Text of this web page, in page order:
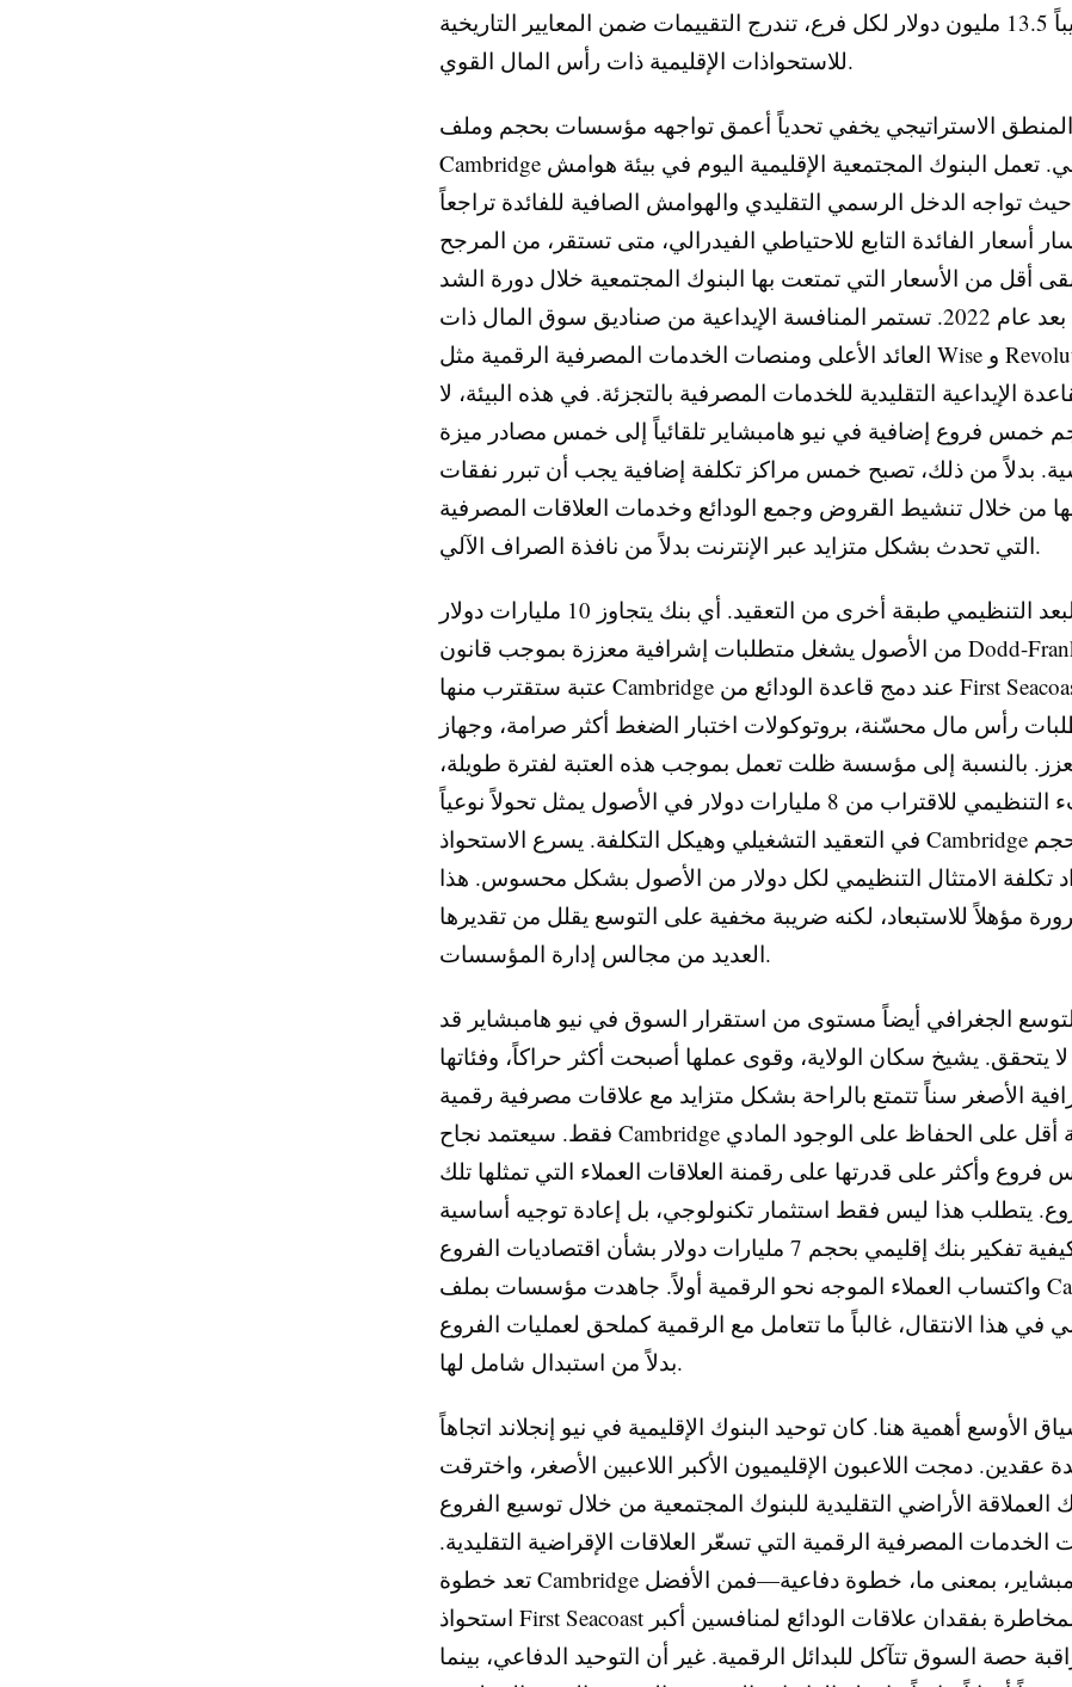
تقريباً 13.5 مليون دولار لكل فرع، تندرج التقييمات ضمن المعايير التاريخية
للاستحواذات الإقليمية ذات رأس المال القوي.
الاستراتيجي يخفي تحدياً أعمق تواجهه مؤسسات بحجم وملف
Cambridge الشخصي. تعمل البنوك المجتمعية الإقليمية اليوم في بيئة هوامش
تواجه الدخل الرسمي التقليدي والهوامش الصافية للفائدة تراجعاً
أسعار الفائدة التابع للاحتياطي الفيدرالي، متى تستقر، من المرجح
أقل من الأسعار التي تمتعت بها البنوك المجتمعية خلال دورة الشد
النقدي بعد عام 2022. تستمر المنافسة الإيداعية من صناديق سوق المال ذات
العائد الأعلى ومنصات الخدمات المصرفية الرقمية مثل Wise و Revolut في
الإيداعية التقليدية للخدمات المصرفية بالتجزئة. في هذه البيئة، لا
خمس فروع إضافية في نيو هامبشاير تلقائياً إلى خمس مصادر ميزة
بدلاً من ذلك، تصبح خمس مراكز تكلفة إضافية يجب أن تبرر نفقات
من خلال تنشيط القروض وجمع الودائع وخدمات العلاقات المصرفية
التي تحدث بشكل متزايد عبر الإنترنت بدلاً من نافذة الصراف الآلي.
يضيف البعد التنظيمي طبقة أخرى من التعقيد. أي بنك يتجاوز 10 مليارات دولار
من الأصول يشغل متطلبات إشرافية معززة بموجب قانون Dodd-Frank—وهي
عتبة ستقترب منها Cambridge عند دمج قاعدة الودائع من First Seacoast. هذا
رأس مال محسّنة، بروتوكولات اختبار الضغط أكثر صرامة، وجهاز
بالنسبة إلى مؤسسة ظلت تعمل بموجب هذه العتبة لفترة طويلة،
فإن العبء التنظيمي للاقتراب من 8 مليارات دولار في الأصول يمثل تحولاً نوعياً
في التعقيد التشغيلي وهيكل التكلفة. يسرع الاستحواذ Cambridge نحو فئة حجم
تكلفة الامتثال التنظيمي لكل دولار من الأصول بشكل محسوس. هذا
مؤهلاً للاستبعاد، لكنه ضريبة مخفية على التوسع يقلل من تقديرها
العديد من مجالس إدارة المؤسسات.
الجغرافي أيضاً مستوى من استقرار السوق في نيو هامبشاير قد
لا يتحقق. يشيخ سكان الولاية، وقوى عملها أصبحت أكثر حراكاً، وفئاتها
الأصغر سناً تتمتع بالراحة بشكل متزايد مع علاقات مصرفية رقمية
فقط. سيعتمد نجاح Cambridge بدرجة أقل على الحفاظ على الوجود المادي
فروع وأكثر على قدرتها على رقمنة العلاقات العملاء التي تمثلها تلك
يتطلب هذا ليس فقط استثمار تكنولوجي، بل إعادة توجيه أساسية
لكيفية تفكير بنك إقليمي بحجم 7 مليارات دولار بشأن اقتصاديات الفروع
واكتساب العملاء الموجه نحو الرقمية أولاً. جاهدت مؤسسات بملف Cambridge
هذا الانتقال، غالباً ما تتعامل مع الرقمية كملحق لعمليات الفروع
بدلاً من استبدال شامل لها.
الأوسع أهمية هنا. كان توحيد البنوك الإقليمية في نيو إنجلاند اتجاهاً
عقدين. دمجت اللاعبون الإقليميون الأكبر اللاعبين الأصغر، واخترقت
العملاقة الأراضي التقليدية للبنوك المجتمعية من خلال توسيع الفروع
الخدمات المصرفية الرقمية التي تسعّر العلاقات الإقراضية التقليدية.
تعد خطوة Cambridge إلى نيو هامبشاير، بمعنى ما، خطوة دفاعية—فمن الأفضل
استحواذ First Seacoast بدلاً من المخاطرة بفقدان علاقات الودائع لمنافسين أكبر
حصة السوق تتآكل للبدائل الرقمية. غير أن التوحيد الدفاعي، بينما